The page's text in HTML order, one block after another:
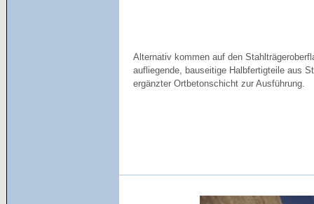
Alternativ kommen auf den
aufliegende, bauseitige Halbfertigteile aus
ergänzter Ortbetonschicht zur Ausführung.